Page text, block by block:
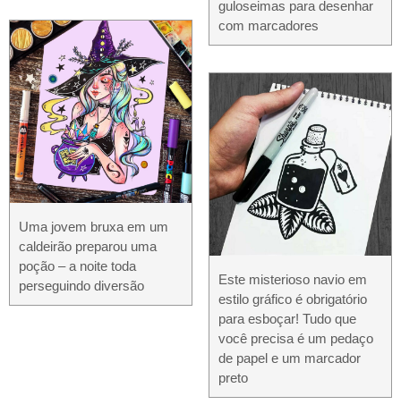
Uma jovem bruxa em um
caldeirão preparou uma
poção – a noite toda
perseguindo diversão
guloseimas para desenhar
com marcadores
Este misterioso navio em
estilo gráfico é obrigatório
para esboçar! Tudo que
você precisa é um pedaço
de papel e um marcador
preto